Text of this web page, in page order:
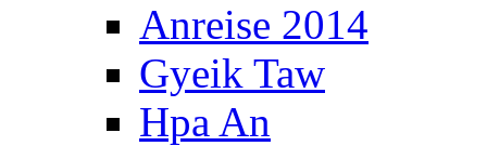
Anreise 2014
Gyeik Taw
Hpa An